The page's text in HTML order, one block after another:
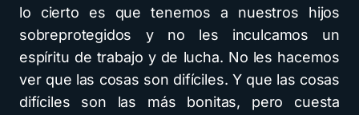
lo cierto es que tenemos a nuestros hijos
sobreprotegidos y no les inculcamos un
espíritu de trabajo y de lucha. No les hacemos
ver que las cosas son difíciles. Y que las cosas
difíciles son las más bonitas, pero cuesta